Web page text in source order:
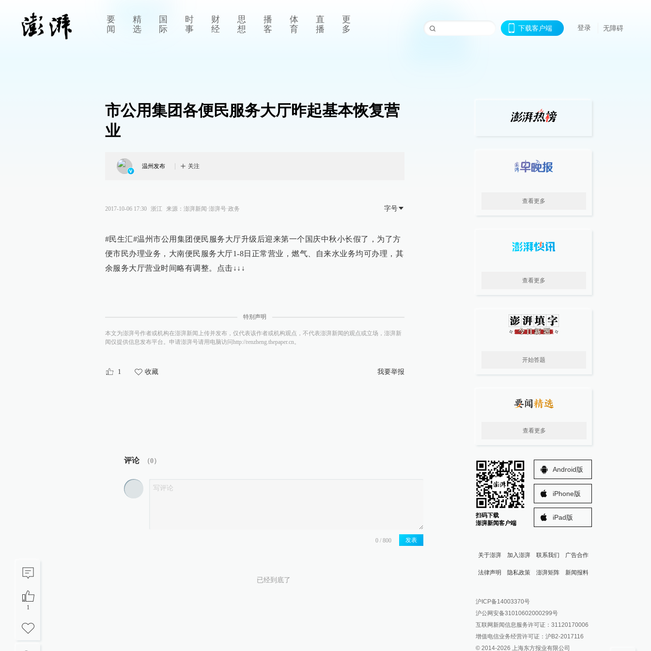
要
闻
精
选
国
际
时
事
财
经
思
想
播
客
体
育
直
播
更
多
下载客户端 登录 无障碍
1
市公用集团各便民服务大厅昨起基本恢复营
业
温州发布 关注
2017-10-06 17:30 浙江 来源： 澎湃新闻·澎湃号·政务 字号
#民生汇#温州市公用集团便民服务大厅升级后迎来第一个国庆中秋小长假了，为了方
便市民办理业务，大南便民服务大厅1-8日正常营业，燃气、自来水业务均可办理，其
余服务大厅营业时间略有调整。点击↓↓↓
特别声明
本文为澎湃号作者或机构在澎湃新闻上传并发布，仅代表该作者或机构观点，不代表澎湃新闻的观点或立场，澎湃新
闻仅提供信息发布平台。申请澎湃号请用电脑访问http://renzheng.thepaper.cn。
1 收藏 我要举报
评论 （0）
发表
已经到底了
查看更多
查看更多
开始答题
查看更多
扫码下载
澎湃新闻客户端
Android版
iPhone版
iPad版
关于澎湃 加入澎湃 联系我们 广告合作
法律声明 隐私政策 澎湃矩阵
澎湃新闻公众号
澎湃新闻抖音号
派生万物开放平台
IP SHANGHAI
新闻报料
报料邮箱: news@thepaper.cn
沪ICP备14003370号
沪公网安备31010602000299号
互联网新闻信息服务许可证：31120170006
增值电信业务经营许可证：沪B2-2017116
© 2014-2026 上海东方报业有限公司